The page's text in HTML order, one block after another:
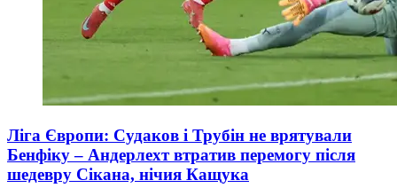
Ліга Європи: Судаков і Трубін не врятували
Бенфіку – Андерлехт втратив перемогу після
шедевру Сікана, нічия Кащука